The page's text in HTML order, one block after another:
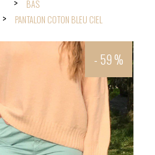
BAS
PANTALON COTON BLEU CIEL
- 59 %